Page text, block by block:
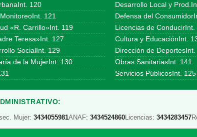
120
121
«R. Carrillo»Int. 119
Teresa»Int. 127
SocialInt. 129
de la MujerInt. 130
Desarrollo Local y
Defensa del
Licencias de ConducirInt.
Cultura y EducaciónInt.
Dirección de
Obras SanitariasInt. 141
Servicios PúblicosInt. 125
Mujer: 3434055981ANAF: 3434524860Licencias: 3434283457